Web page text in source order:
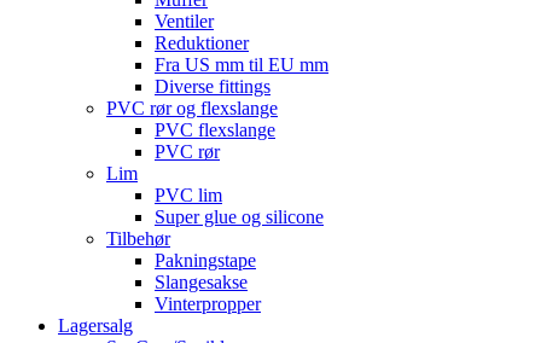
Ventiler
Reduktioner
Fra US mm til EU mm
Diverse fittings
PVC rør og flexslange
PVC flexslange
PVC rør
Lim
PVC lim
Super glue og silicone
Tilbehør
Pakningstape
Slangesakse
Vinterpropper
Lagersalg